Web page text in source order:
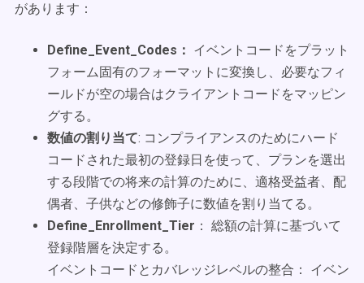
があります：
Define_Event_Codes： イベントコードをプラット
フォーム固有のフォーマットに変換し、必要なフィ
ールドが空の場合はクライアントコードをマッピン
グする。
数値の割り当て: コンプライアンスのためにハード
コードされた最初の登録日を使って、プランを選出
する段階での将来の計算のために、適格受益者、配
偶者、子供などの修飾子に数値を割り当てる。
Define_Enrollment_Tier ： 総額の計算に基づいて
登録階層を決定する。
イベントコードとカバレッジレベルの整合： イベン